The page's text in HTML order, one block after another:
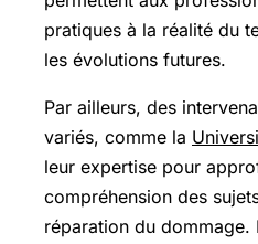
pratiques à la réalité du
les évolutions futures.
Par ailleurs, des
variés, comme la
leur expertise pour
compréhension des
réparation du dommage.